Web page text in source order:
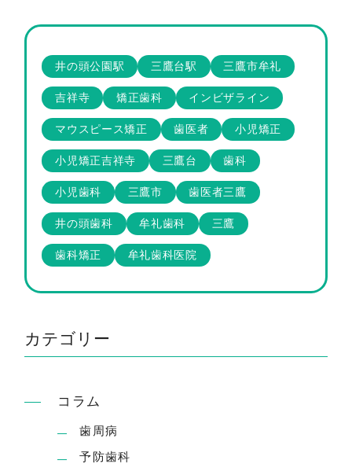
井の頭公園駅 三鷹台駅 三鷹市牟礼
吉祥寺 矯正歯科 インビザライン
マウスピース矯正 歯医者 小児矯正
小児矯正吉祥寺 三鷹台 歯科
小児歯科 三鷹市 歯医者三鷹
井の頭歯科 牟礼歯科 三鷹
歯科矯正 牟礼歯科医院
カテゴリー
コラム
歯周病
予防歯科